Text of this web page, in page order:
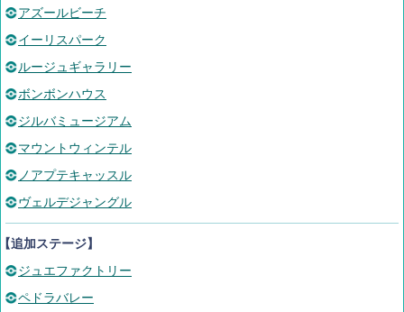
アズールビーチ
イーリスパーク
ルージュギャラリー
ボンボンハウス
ジルバミュージアム
マウントウィンテル
ノアプテキャッスル
ヴェルデジャングル
追加ステージ】
ジュエファクトリー
ペドラバレー